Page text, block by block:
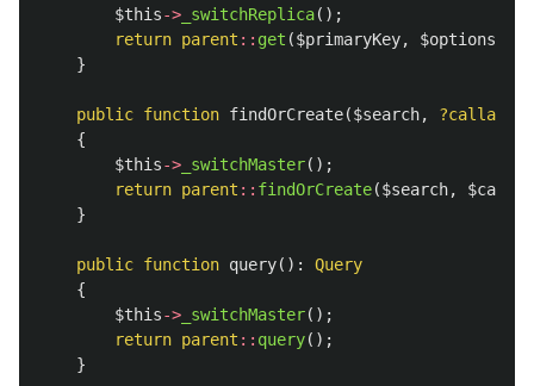
$this-> _switchReplica();
return parent :: get ($primaryKey, $options
}
public function findOrCreate($search,
?callable
{
$this-> _switchMaster();
return parent :: findOrCreate($search,
}
public function query():
Query
{
$this-> _switchMaster();
return parent :: query();
}